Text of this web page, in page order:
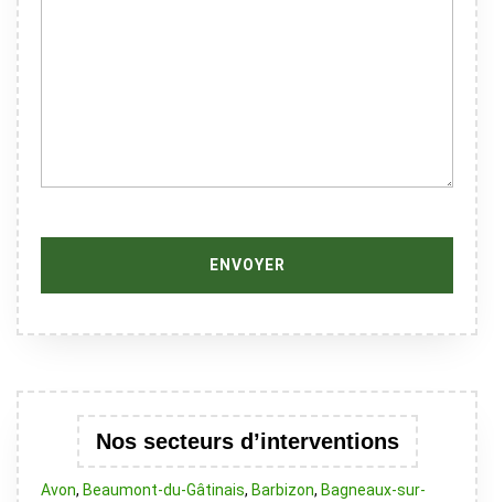
Nos secteurs d’interventions
Avon, Beaumont-du-Gâtinais, Barbizon, Bagneaux-sur-